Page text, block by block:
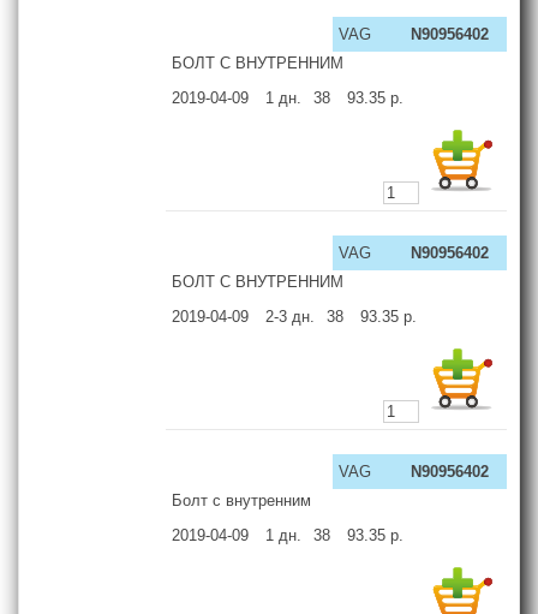
VAG
N90956402
БОЛТ С ВНУТРЕННИМ
2019-04-09
1 дн. 38 93.35 р.
VAG
N90956402
БОЛТ С ВНУТРЕННИМ
2019-04-09
2-3 дн. 38 93.35 р.
VAG
N90956402
Болт с внутренним
2019-04-09
1 дн. 38 93.35 р.